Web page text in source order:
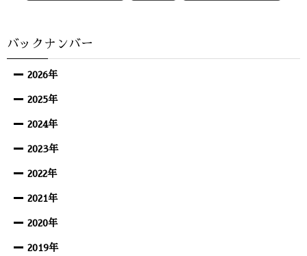
バックナンバー
2026年
2025年
2024年
2023年
2022年
2021年
2020年
2019年